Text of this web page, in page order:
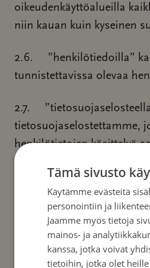
oikeudenkäyttöalueilla
niin kauan kuin kyseinen
2.6. ”henkilötiedoilla”
tunnistettavissa olevaa
2.7.
tietosuojaselostettamme,
henkilötietojen käsittelyä
käytettäessä.
3 § – SOVELLUKSEN
3.1. Sovelluksen
yhtäältä sovellus toimii
hyödylliselle tiedolle,
Tämä sivusto
Käytämme evästeitä
personointiin ja
Jaamme myös tietoja
mainos- ja
kanssa, jotka voivat
tietoihin, jotka olet